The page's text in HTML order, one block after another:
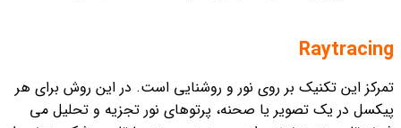
Raytracing
تمرکز این تکنیک بر روی نور و روشنایی است. در این روش برای هر
پیکسل در یک تصویر یا صحنه، پرتوهای نور تجزیه و تحلیل می